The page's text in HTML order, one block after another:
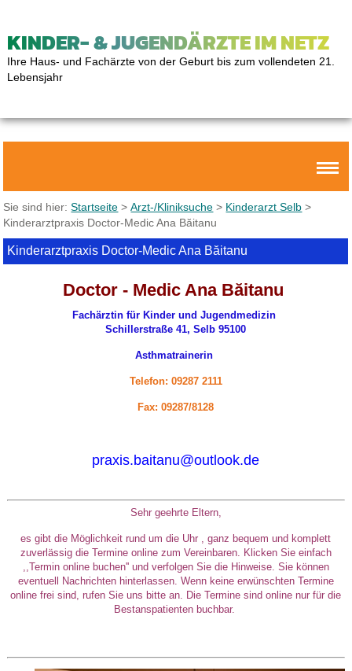
KINDER- & JUGENDÄRZTE IM NETZ
Ihre Haus- und Fachärzte von der Geburt bis zum vollendeten 21.
Lebensjahr
Sie sind hier:Startseite >Arzt-/Kliniksuche > Kinderarzt Selb >
Kinderarztpraxis Doctor-Medic Ana Băitanu
Kinderarztpraxis Doctor-Medic Ana Băitanu
Doctor - Medic Ana Băitanu
Fachärztin für Kinder und Jugendmedizin
Schillerstraße 41, Selb 95100
Asthmatrainerin
Telefon: 09287 2111
Fax: 09287/8128
praxis.baitanu@outlook.de
Sehr geehrte Eltern,
es gibt die Möglichkeit rund um die Uhr , ganz bequem und komplett
zuverlässig die Termine online zum Vereinbaren. Klicken Sie einfach
,,Termin online buchen'' und verfolgen Sie die Hinweise. Sie können
eventuell Nachrichten hinterlassen. Wenn keine erwünschten Termine
online frei sind, rufen Sie uns bitte an. Die Termine sind online nur für die
Bestanspatienten buchbar.